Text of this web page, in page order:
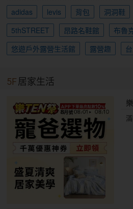
adidas levis 背包 洞洞鞋
5thSTREET
昂路名鞋館
布魯
悠遊戶外露營生活館
露營趣
5F 居家生活